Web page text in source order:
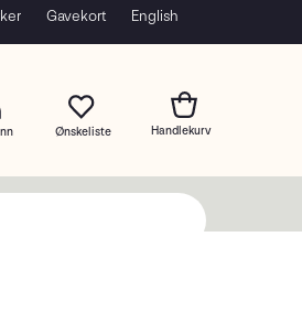
Gavekort English